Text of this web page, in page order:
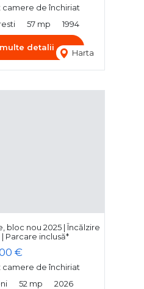
Harta
camere de închiriat
57 mp 1994
detalii
bloc nou 2025 | Încălzire
Parcare inclusă*
€
camere de închiriat
52 mp 2026